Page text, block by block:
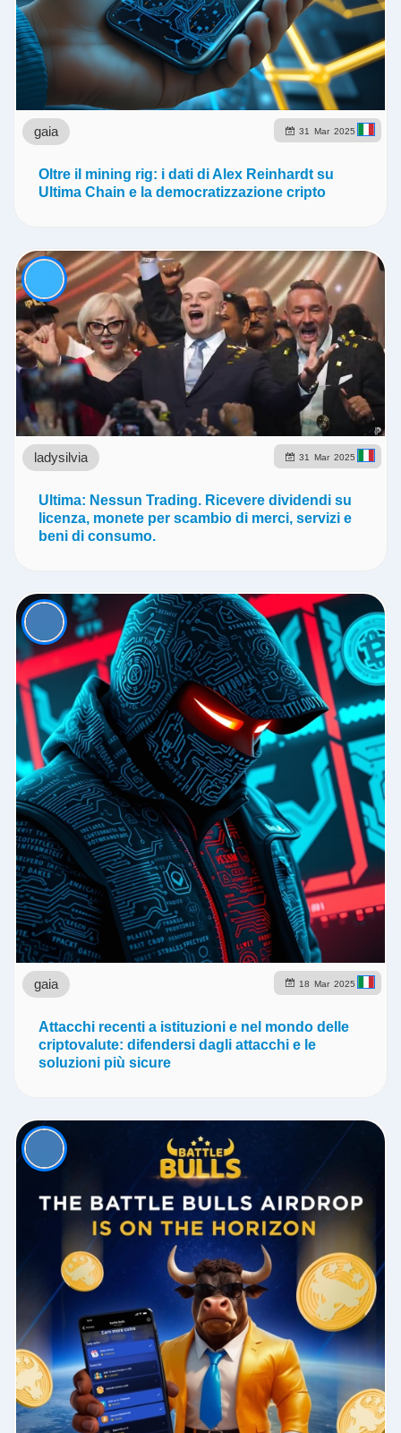
31 Mar 2025
gaia
Oltre il mining rig: i dati di Alex Reinhardt su
Ultima Chain e la democratizzazione cripto
31 Mar 2025
ladysilvia
Ultima: Nessun Trading. Ricevere dividendi su
licenza, monete per scambio di merci, servizi e
beni di consumo.
18 Mar 2025
gaia
Attacchi recenti a istituzioni e nel mondo delle
criptovalute: difendersi dagli attacchi e le
soluzioni più sicure